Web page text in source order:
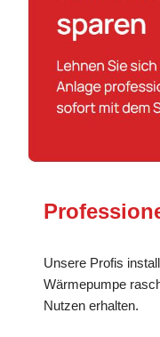
Unsere Profis
Wärmepumpe
Nutzen erhalten.